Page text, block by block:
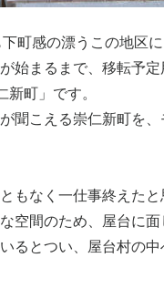
町感の漂うこの地区
始まるまで、移転予
町」です。
聞こえる崇仁新町を
もなく一仕事終えた
空間のため、屋台に
るとつい、屋台村の